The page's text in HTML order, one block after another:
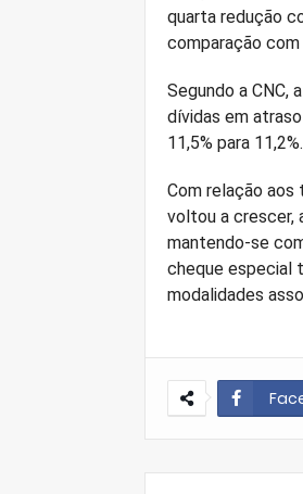
quarta redução
comparação
Segundo a CNC,
dívidas em
11,5% para
Com relação aos
voltou a crescer,
mantendo-se
cheque especial
modalidades